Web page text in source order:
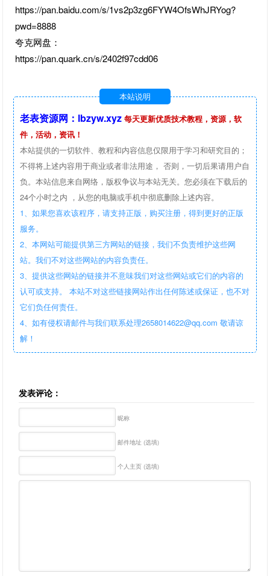
https://pan.baidu.com/s/1vs2p3zg6FYW4OfsWhJRYog?
pwd=8888
夸克网盘：
https://pan.quark.cn/s/2402f97cdd06
本站说明
老表资源网：lbzyw.xyz 每天更新优质技术教程，资源，软
件，活动，资讯！
本站提供的一切软件、教程和内容信息仅限用于学习和研究目的；
不得将上述内容用于商业或者非法用途， 否则，一切后果请用户自
负。本站信息来自网络，版权争议与本站无关。您必须在下载后的
24个小时之内 ，从您的电脑或手机中彻底删除上述内容。
1、如果您喜欢该程序，请支持正版，购买注册，得到更好的正版
服务。
2、本网站可能提供第三方网站的链接，我们不负责维护这些网
站。我们不对这些网站的内容负责任。
3、提供这些网站的链接并不意味我们对这些网站或它们的内容的
认可或支持。 本站不对这些链接网站作出任何陈述或保证，也不对
它们负任何责任。
4、如有侵权请邮件与我们联系处理2658014622@qq.com 敬请谅
解！
发表评论：
昵称
邮件地址 (选填)
个人主页 (选填)